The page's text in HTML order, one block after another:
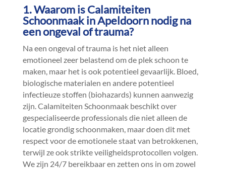
1.​ Waarom is Calamiteiten
Schoonmaak in Apeldoorn nodig na
een ongeval of trauma?
Na een ongeval of trauma is het niet alleen
emotioneel zeer belastend om de plek schoon te
maken, maar het is ook potentieel gevaarlijk.​ Bloed,
biologische materialen en andere potentieel
infectieuze stoffen (biohazards) kunnen aanwezig
zijn.​ Calamiteiten Schoonmaak beschikt over
gespecialiseerde professionals die niet alleen de
locatie grondig schoonmaken, maar doen dit met
respect voor de emotionele staat van betrokkenen,
terwijl ze ook strikte veiligheidsprotocollen volgen.​
We zijn 24/7 bereikbaar en zetten ons in om zowel